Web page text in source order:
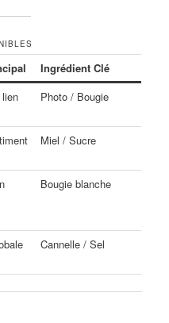
Ingrédient Clé
Photo / Bougie
Miel / Sucre
Bougie blanche
Cannelle / Sel